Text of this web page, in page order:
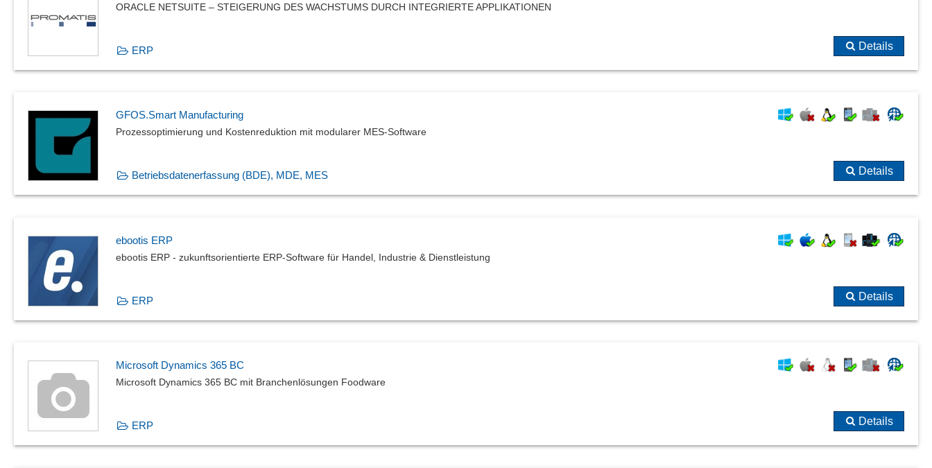
ORACLE NETSUITE – STEIGERUNG DES WACHSTUMS DURCH INTEGRIERTE APPLIKATIONEN
ERP Details
GFOS.Smart Manufacturing
Prozessoptimierung und Kostenreduktion mit modularer MES-Software
Betriebsdatenerfassung (BDE), MDE, MES Details
ebootis ERP
ebootis ERP - zukunftsorientierte ERP-Software für Handel, Industrie & Dienstleistung
ERP Details
Microsoft Dynamics 365 BC
Microsoft Dynamics 365 BC mit Branchenlösungen Foodware
ERP Details